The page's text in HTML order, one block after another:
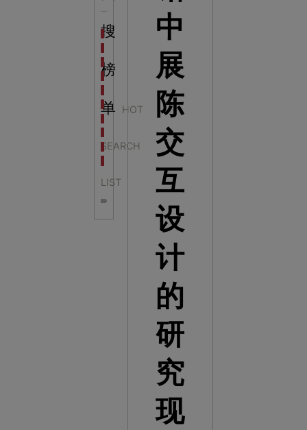
搜
榜
单 HOT
SEARCH
LIST
科学梦成功中标公主岭市科技馆新馆项目
科学梦中标中国科学技术馆2022年中国流动科技馆
科学梦中标洛阳市科学技术馆展品采购项目
科学梦中标方城县科技馆展厅升级项目
科学梦中标濮阳县科技馆公共安全体验馆项目
科学梦集团中标广西大学海洋科教馆项目
科学梦集团中标淮师附小科技长廊展项目
科学梦集团中标洪泽湖治理保护展示馆项目
科学梦集团中标淮安市民防馆展区升级改造项目
中
展
陈
交
互
设
计
的
研
究
现